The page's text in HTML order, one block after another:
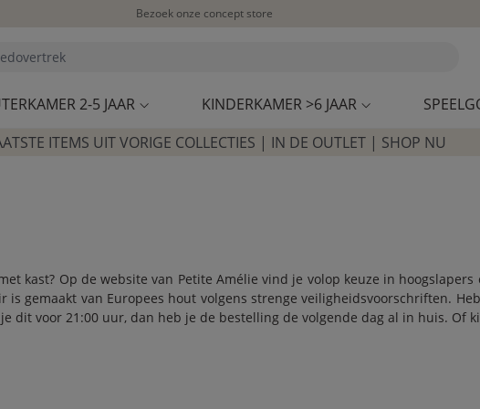
Bezoek onze concept store
2-5 JAAR KINDERKAMER >6 JAAR
ITEMS UIT VORIGE COLLECTIES | IN DE OUTLET | SHOP NU
kast? Op de website van Petite Amélie vind je volop keuze in
gemaakt van Europees hout volgens strenge veiligheidsvoorschriften.
dit voor 21:00 uur, dan heb je de bestelling de volgende dag al in huis. Of